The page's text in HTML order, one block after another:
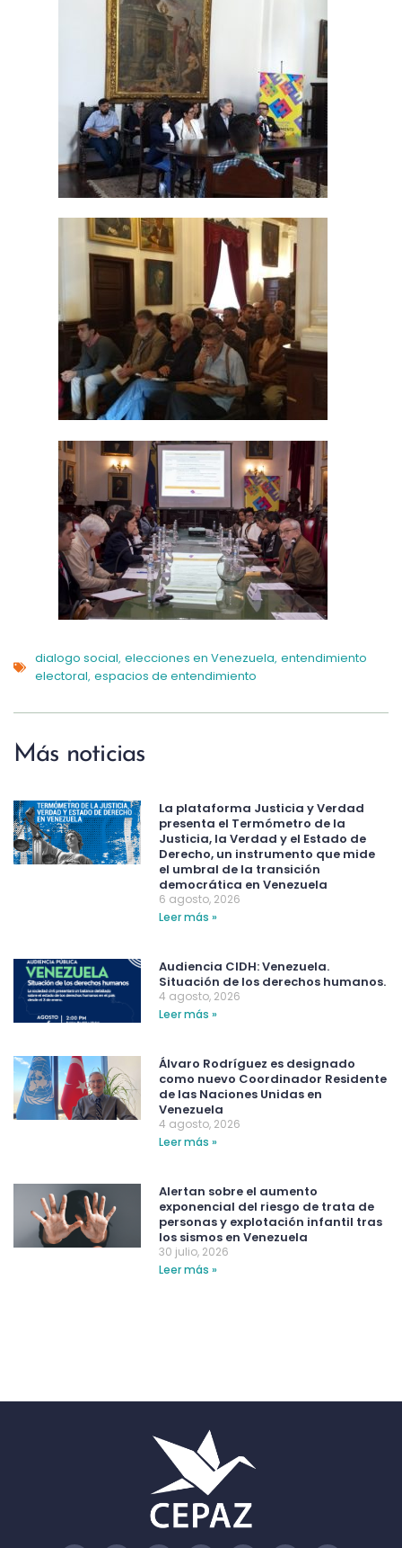
dialogo social, elecciones en Venezuela, entendimiento
electoral, espacios de entendimiento
Más noticias
La plataforma Justicia y Verdad
presenta el Termómetro de la
Justicia, la Verdad y el Estado de
Derecho, un instrumento que mide
el umbral de la transición
democrática en Venezuela
6 agosto, 2026
Leer más »
Audiencia CIDH: Venezuela.
Situación de los derechos humanos.
4 agosto, 2026
Leer más »
Álvaro Rodríguez es designado
como nuevo Coordinador Residente
de las Naciones Unidas en
Venezuela
4 agosto, 2026
Leer más »
Alertan sobre el aumento
exponencial del riesgo de trata de
personas y explotación infantil tras
los sismos en Venezuela
30 julio, 2026
Leer más »